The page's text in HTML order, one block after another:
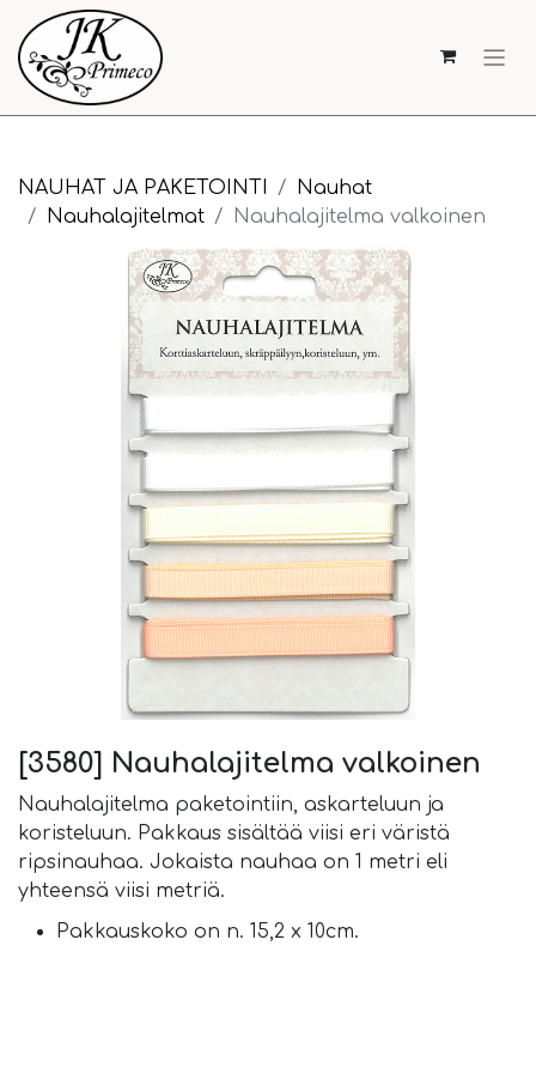
NAUHAT JA PAKETOINTI
Nauhat
Nauhalajitelmat
Nauhalajitelma valkoinen
[3580] Nauhalajitelma valkoinen
Nauhalajitelma paketointiin, askarteluun ja
koristeluun. Pakkaus sisältää viisi eri väristä
ripsinauhaa. Jokaista nauhaa on 1 metri eli
yhteensä viisi metriä.
Pakkauskoko on n. 15,2 x 10cm.